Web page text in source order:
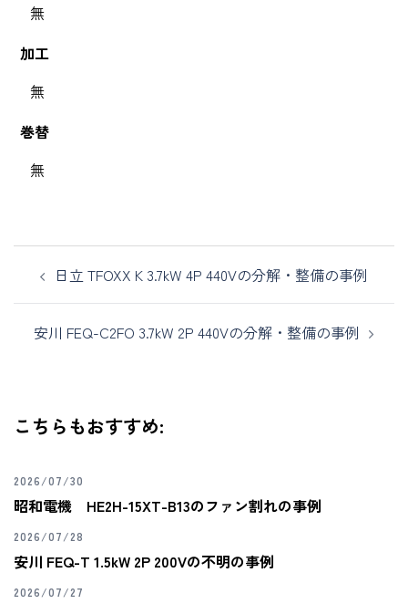
無
加工
無
巻替
無
日立 TFOXX K 3.7kW 4P 440Vの分解・整備の事例
安川 FEQ-C2FO 3.7kW 2P 440Vの分解・整備の事例
こちらもおすすめ:
2026/07/30
昭和電機 HE2H-15XT-B13のファン割れの事例
2026/07/28
安川 FEQ-T 1.5kW 2P 200Vの不明の事例
2026/07/27